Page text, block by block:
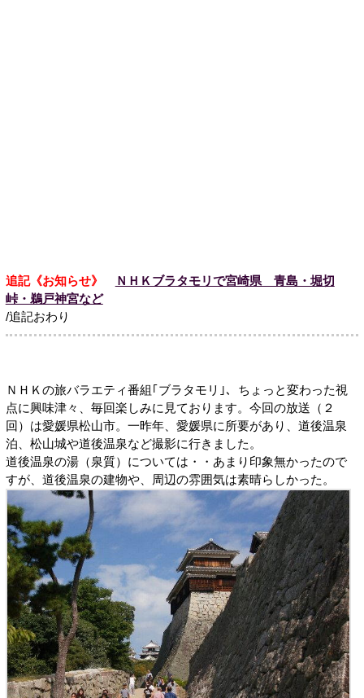
追記《お知らせ》
ＮＨＫブラタモリで宮崎県 青島・堀切
峠・鵜戸神宮など
/追記おわり
ＮＨＫの旅バラエティ番組｢ブラタモリ｣、ちょっと変わった視
点に興味津々、毎回楽しみに見ております。今回の放送（２
回）は愛媛県松山市。一昨年、愛媛県に所要があり、道後温泉
泊、松山城や道後温泉など撮影に行きました。
道後温泉の湯（泉質）については・・あまり印象無かったので
すが、道後温泉の建物や、周辺の雰囲気は素晴らしかった。